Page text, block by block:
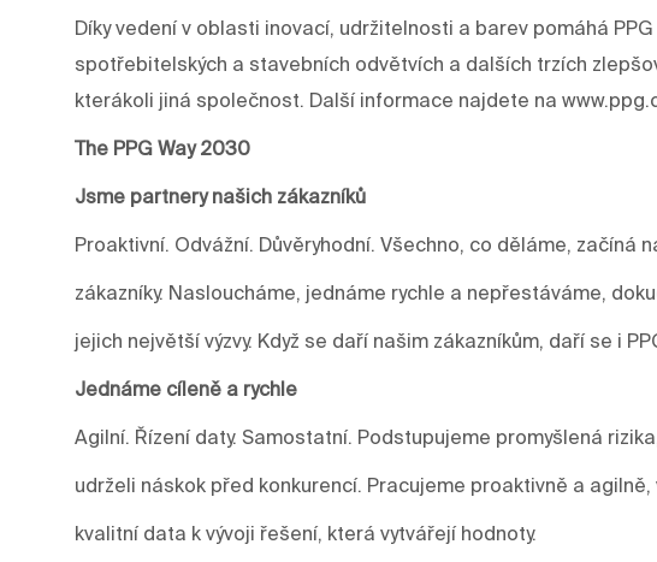
Díky vedení v oblasti inovací, udržitelnosti a barev pomáhá
spotřebitelských a stavebních odvětvích a dalších trzích
kterákoli jiná společnost. Další informace najdete na
The PPG Way 2030
Jsme partnery našich zákazníků
Proaktivní. Odvážní. Důvěryhodní. Všechno, co děláme, začíná
zákazníky. Nasloucháme, jednáme rychle a nepřestáváme,
jejich největší výzvy. Když se daří našim zákazníkům, daří se i
Jednáme cíleně a rychle
Agilní. Řízení daty. Samostatní. Podstupujeme promyšlená
udrželi náskok před konkurencí. Pracujeme proaktivně a agilně,
kvalitní data k vývoji řešení, která vytvářejí hodnoty.